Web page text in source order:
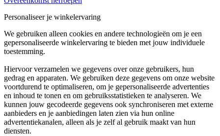
Personaliseer je winkelervaring
We gebruiken alleen cookies en andere technologieën om je een
gepersonaliseerde winkelervaring te bieden met jouw individuele
toestemming.
Hiervoor verzamelen we gegevens over onze gebruikers, hun
gedrag en apparaten. We gebruiken deze gegevens om onze website
voortdurend te optimaliseren, om je gepersonaliseerde advertenties
en inhoud te tonen en om gebruiksstatistieken te analyseren. We
kunnen jouw gecodeerde gegevens ook synchroniseren met externe
aanbieders en je aanbiedingen laten zien via hun online
advertentiekanalen, alleen als je zelf al gebruik maakt van hun
diensten.